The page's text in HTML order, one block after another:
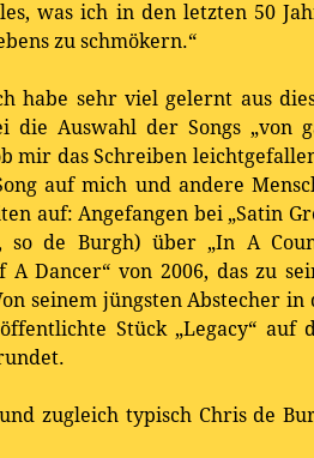
was ich in den letzten 50
zu schmökern.“
habe sehr viel gelernt aus
die Auswahl der Songs „von
mir das Schreiben
auf mich und andere
auf: Angefangen bei „Satin
so de Burgh) über „In A
Dancer“ von 2006, das zu
seinem jüngsten Abstecher in
Stück „Legacy“ auf
zugleich typisch Chris de